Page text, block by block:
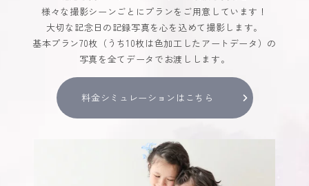
様々な撮影シーンごとにプランをご用意しています！
大切な記念日の記録写真を心を込めて撮影します。
基本プラン70枚（うち10枚は色加工したアートデータ）の
写真を全てデータでお渡しします。
料金シミュレーションはこちら